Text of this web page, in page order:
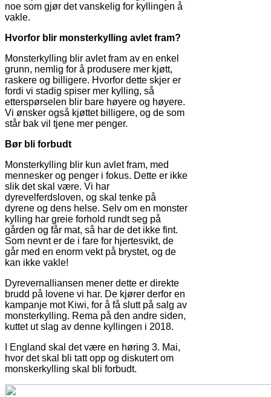
noe som gjør det vanskelig for kyllingen å
vakle.
Hvorfor blir monsterkylling avlet fram?
Monsterkylling blir avlet fram av en enkel
grunn, nemlig for å produsere mer kjøtt,
raskere og billigere. Hvorfor dette skjer er
fordi vi stadig spiser mer kylling, så
etterspørselen blir bare høyere og høyere.
Vi ønsker også kjøttet billigere, og de som
står bak vil tjene mer penger.
Bør bli forbudt
Monsterkylling blir kun avlet fram, med
mennesker og penger i fokus. Dette er ikke
slik det skal være. Vi har
dyrevelferdsloven, og skal tenke på
dyrene og dens helse. Selv om en monster
kylling har greie forhold rundt seg på
gården og får mat, så har de det ikke fint.
Som nevnt er de i fare for hjertesvikt, de
går med en enorm vekt på brystet, og de
kan ikke vakle!
Dyrevernalliansen mener dette er direkte
brudd på lovene vi har. De kjører derfor en
kampanje mot Kiwi, for å få slutt på salg av
monsterkylling. Rema på den andre siden,
kuttet ut slag av denne kyllingen i 2018.
I England skal det være en høring 3. Mai,
hvor det skal bli tatt opp og diskutert om
monskerkylling skal bli forbudt.